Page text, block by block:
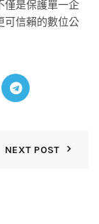
僅是保護單一企
可信賴的數位公
NEXT POST